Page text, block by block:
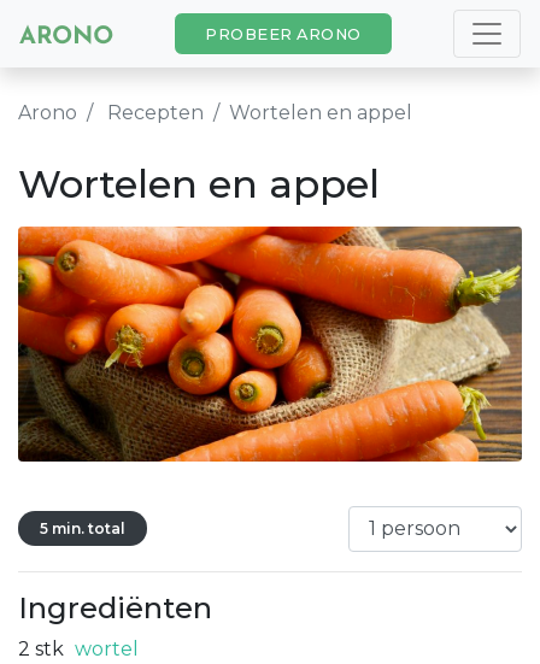
PROBEER ARONO
Arono Recepten Wortelen en appel
Wortelen en appel
5 min. total
Ingrediënten
2 stk wortel